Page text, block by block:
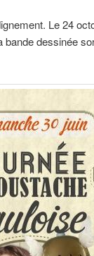
Le 24
dessinée